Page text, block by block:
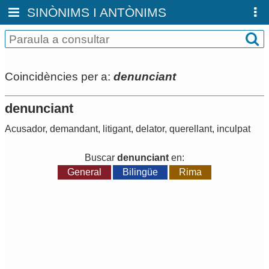
SINÒNIMS I ANTÒNIMS
Coincidències per a: denunciant
denunciant
Acusador, demandant, litigant, delator, querellant, inculpat
Buscar denunciant en:
General
Bilingüe Rima